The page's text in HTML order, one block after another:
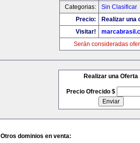
Categorias:
Sin Clasificar
Precio:
Realizar una
Visitar!
Serán consideradas
Realizar una Oferta
Precio Ofrecido $
Otros dominios en venta: